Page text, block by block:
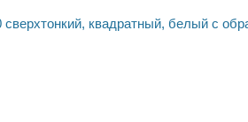
квадратный, белый с